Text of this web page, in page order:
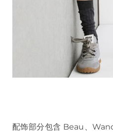
配饰部分包含 Beau、